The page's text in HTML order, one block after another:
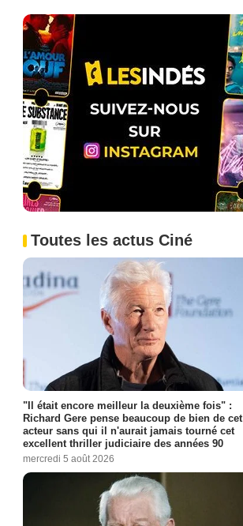
Toutes les actus Ciné
"Il était encore meilleur la deuxième fois" :
Richard Gere pense beaucoup de bien de cet
acteur sans qui il n'aurait jamais tourné cet
excellent thriller judiciaire des années 90
mercredi 5 août 2026